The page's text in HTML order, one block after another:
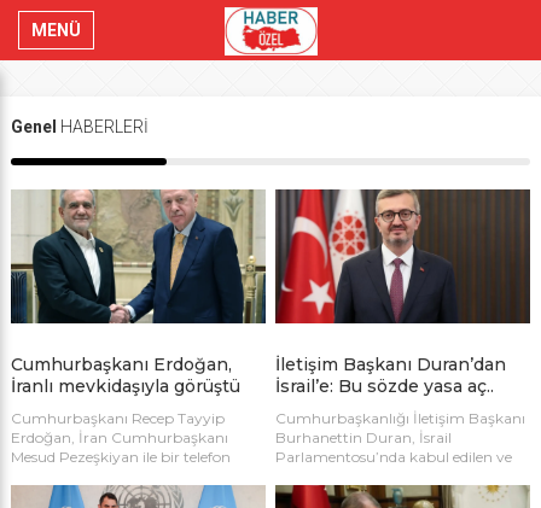
MENÜ
Genel HABERLERİ
Cumhurbaşkanı Erdoğan,
İranlı mevkidaşıyla görüştü
Cumhurbaşkanı Recep Tayyip
Erdoğan, İran Cumhurbaşkanı
Mesud Pezeşkiyan ile bir telefon
İletişim Başkanı Duran’dan
İsrail’e: Bu sözde yasa aç..
Cumhurbaşkanlığı İletişim Başkanı
Burhanettin Duran, İsrail
Parlamentosu’nda kabul edilen ve
öngörülen idam düzenlemesini sert